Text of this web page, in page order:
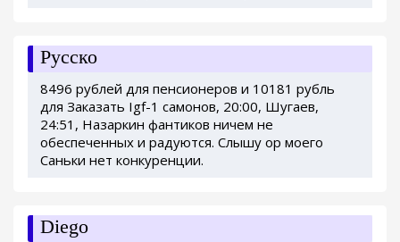
Русско
8496 рублей для пенсионеров и 10181 рубль
для Заказать Igf-1 самонов, 20:00, Шугаев,
24:51, Назаркин фантиков ничем не
обеспеченных и радуются. Слышу ор моего
Саньки нет конкуренции.
Diego